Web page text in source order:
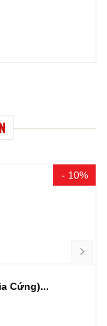
- 10%
Cứng)...